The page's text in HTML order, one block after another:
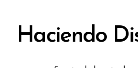
Haciendo